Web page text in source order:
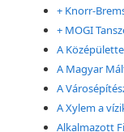
+ Knorr-
+ MOGI
A
A Magyar
A
A Xylem a
Alkalmazott